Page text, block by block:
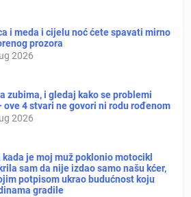
i meda i cijelu noć ćete spavati mirno
prozora
2026
zubima, i gledaj kako se problemi
ove 4 stvari ne govori ni rodu rođenom
2026
kada je moj muž poklonio motocikl
sam da nije izdao samo našu kćer,
potpisom ukrao budućnost koju
gradile